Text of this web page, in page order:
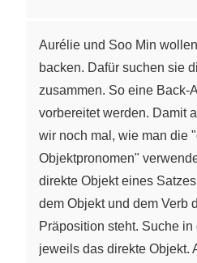
Aurélie und Soo Min
backen. Dafür suchen sie
zusammen. So eine Back-
vorbereitet werden. Damit
wir noch mal, wie man die
Objektpronomen"
direkte Objekt eines
dem Objekt und dem Verb
Präposition steht. Suche
jeweils das direkte Objekt.